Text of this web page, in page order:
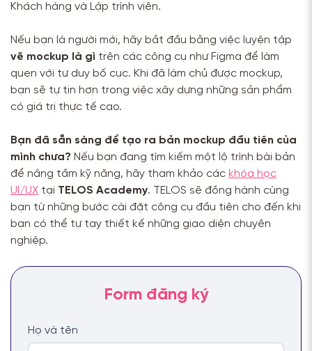
Khách hàng và Lập trình viên.
Nếu bạn là người mới, hãy bắt đầu bằng việc luyện tập
vẽ mockup là gì trên các công cụ như Figma để làm
quen với tư duy bố cục. Khi đã làm chủ được mockup,
bạn sẽ tự tin hơn trong việc xây dựng những sản phẩm
có giá trị thực tế cao.
Bạn đã sẵn sàng để tạo ra bản mockup đầu tiên của
mình chưa? Nếu bạn đang tìm kiếm một lộ trình bài bản
để nâng tầm kỹ năng, hãy tham khảo các khóa học
UI/UX tại TELOS Academy. TELOS sẽ đồng hành cùng
bạn từ những bước cài đặt công cụ đầu tiên cho đến khi
bạn có thể tự tay thiết kế những giao diện chuyên
nghiệp.
Họ và tên